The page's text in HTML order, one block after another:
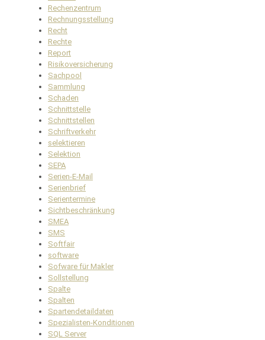
Rechenzentrum
Rechnungsstellung
Recht
Rechte
Report
Risikoversicherung
Sachpool
Sammlung
Schaden
Schnittstelle
Schnittstellen
Schriftverkehr
selektieren
Selektion
SEPA
Serien-E-Mail
Serienbrief
Serientermine
Sichtbeschränkung
SMEA
SMS
Softfair
software
Sofware für Makler
Sollstellung
Spalte
Spalten
Spartendetaildaten
Spezialisten-Konditionen
SQL Server